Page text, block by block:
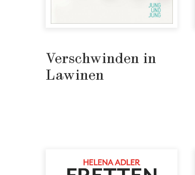
Verschwinden in
Lawinen